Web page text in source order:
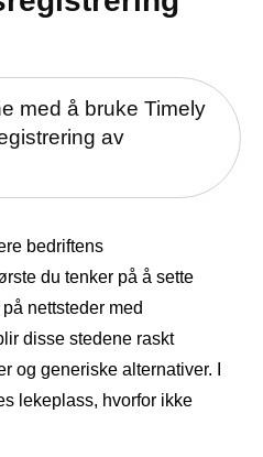
med å bruke Timely
av
bedriftens
du tenker på å sette
nettsteder med
disse stedene raskt
og generiske alternativer. I
lekeplass, hvorfor ikke